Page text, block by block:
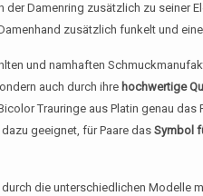
Damenring zusätzlich zu seiner
zusätzlich funkelt und
und namhaften
auch durch ihre hochwertige
Trauringe aus Platin genau das
geeignet, für Paare das Symbol
die unterschiedlichen Modelle